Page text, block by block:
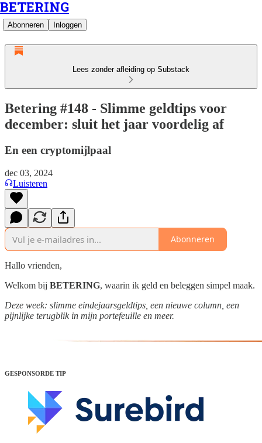
BETERING
Abonneren Inloggen
Lees zonder afleiding op Substack
Betering #148 - Slimme geldtips voor
december: sluit het jaar voordelig af
En een cryptomijlpaal
dec 03, 2024
Luisteren
Abonneren
Hallo vrienden,
Welkom bij BETERING, waarin ik geld en beleggen simpel maak.
Deze week: slimme eindejaarsgeldtips, een nieuwe column, een
pijnlijke terugblik in mijn portefeuille en meer.
GESPONSORDE TIP